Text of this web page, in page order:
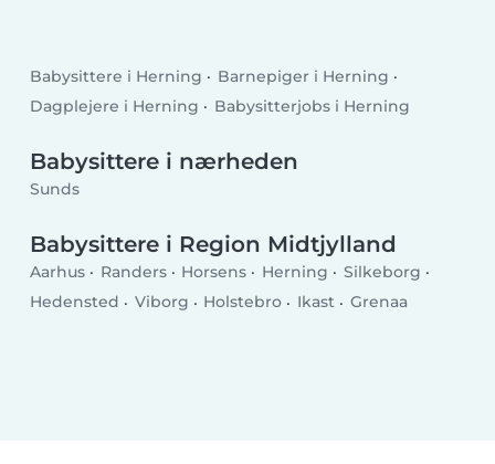
Babysittere i Herning
Barnepiger i Herning
Dagplejere i Herning
Babysitterjobs i Herning
Babysittere i nærheden
Sunds
Babysittere i Region Midtjylland
Aarhus Randers Horsens Herning
Silkeborg
Hedensted
Viborg Holstebro Ikast Grenaa